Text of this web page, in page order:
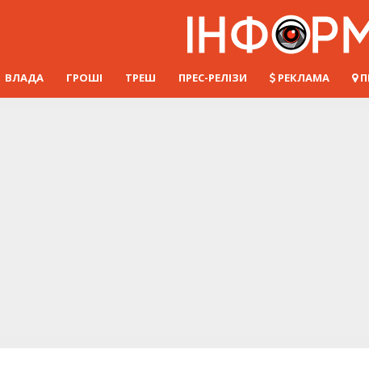
ВЛАДА ГРОШІ ТРЕШ ПРЕС-РЕЛІЗИ РЕКЛАМА